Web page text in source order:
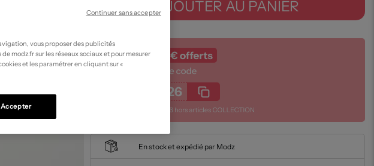
AJOUTER AU PANIER
En stock et expédié par Modz
vous proposer des publicités
modz.fr sur les réseaux sociaux et pour mesurer
et les paramétrer en cliquant sur «
Accepter
Continuer sans accepter